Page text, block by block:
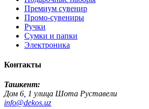
Премиум сувенир
Промо-сувениры
Ручки
Сумки и папки
Электроника
Контакты
Ташкент:
Дом 6, 1 улица Шота Руставели
info@dekos.uz